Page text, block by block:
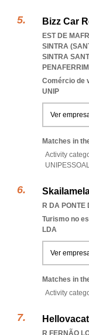
Bizz Car
EST DE
SINTRA
SINTRA
PENAFERRIM
Comércio de
UNIP
Ver
Matches in
Activity
R DA PONTE
Turismo no
LDA
Ver
Matches in
Activity
R FERNÃO